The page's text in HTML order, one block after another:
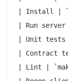
| Install |
| Run
| Unit tests
| Contract
| Lint |